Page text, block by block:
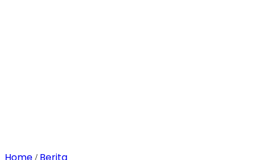
Home / Berita